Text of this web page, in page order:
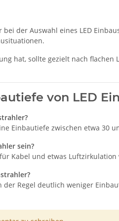
der Auswahl eines LED
hat, sollte gezielt nach
von LED
Einbautiefe zwischen etwa 30
sein?
Kabel und etwas
der Regel deutlich weniger